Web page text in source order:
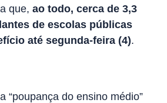
que, ao todo, cerca de 3,3
de escolas públicas
até segunda-feira (4).
“poupança do ensino médio”